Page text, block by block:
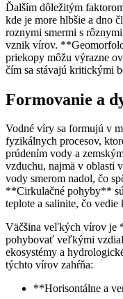
Ďalším dôležitým
kde je more hlbšie a dno
roznymi smermi s
vznik vírov.
priekopy môžu výrazne
čím sa stávajú kritickými
Formovanie a
Vodné víry sa formujú v
fyzikálnych procesov,
prúdením vody a
vzduchu, najmä v oblasti
vody smerom nadol, čo
**Cirkulačné pohyby**
teplote a salinite, čo
Väčšina veľkých vírov je
pohybovať veľkými
ekosystémy a
týchto vírov zahŕňa:
**Horisontálne a